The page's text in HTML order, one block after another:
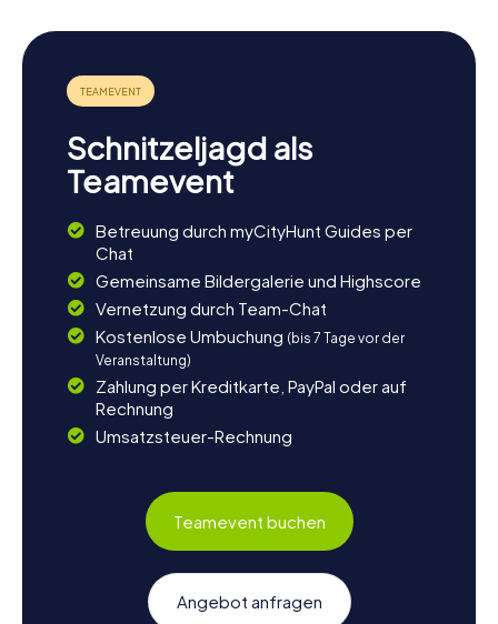
Spaziergang durch den Park miejski, der nach der
Revitalisierung ein beliebter Treffpunkt für Einheimische
und Besucher geworden ist. Die Schnitzeljagd in
Kluczbork endet nicht mit dem letzten Rätsel – sie ist der
Geschichte, Kultur und Charme. Lasst euch von Kluczbork
verzaubern und erlebt unvergessliche Momente bei den
myCityHunt Schnitzeljagden.
Schnitzeljagd als
Teamevent
Betreuung durch myCityHunt Guides per
Chat
Gemeinsame Bildergalerie und Highscore
Vernetzung durch Team-Chat
Kostenlose Umbuchung (bis 7 Tage vor der
Veranstaltung)
Zahlung per Kreditkarte, PayPal oder auf
Rechnung
Umsatzsteuer-Rechnung
Teamevent buchen
Angebot anfragen